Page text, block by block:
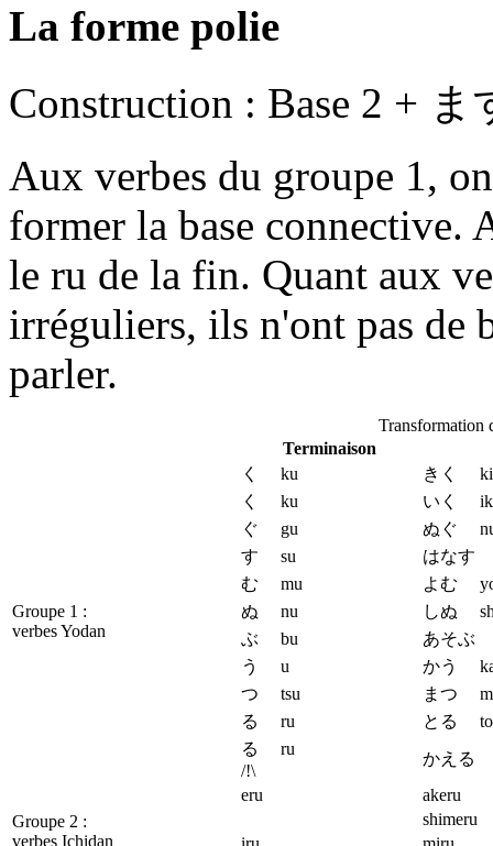
La forme polie
Construction : Base 2 + ま
Aux verbes du groupe 1,
former la base connective.
le ru de la fin. Quant aux
irréguliers, ils n'ont pas de
parler.
Transformation
Terminaison
Groupe 1 :
verbes Yodan
く ku
きく
く ku
いく
ぐ gu
ぬぐ
す su
はなす
む mu
よむ
ぬ nu
しぬ
ぶ bu
あそぶ
う u
かう
つ tsu
まつ
る ru
とる
る ru
/!\
かえる
Groupe 2 :
verbes Ichidan
eru
akeru
shimeru